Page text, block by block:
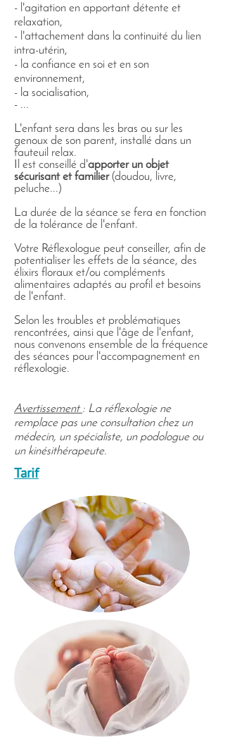
- l'agitation en apportant détente et
relaxation,
- l'attachement dans la continuité du lien
intra-utérin,
- la confiance en soi et en son
environnement,
- la socialisation,
- ...
L'enfant sera dans les bras ou sur les
genoux de son parent, installé dans un
fauteuil relax.
Il est conseillé d'apporter un objet
sécurisant et familier(doudou, livre,
peluche...)
La durée de la séance se fera en fonction
de la tolérance de l'enfant.
Votre Réflexologue peut conseiller, afin de
potentialiser les effets de la séance, des
élixirs floraux et/ou compléments
alimentaires adaptés au profil et besoins
de l'enfant.
Selon les troubles et problématiques
rencontrées, ainsi que l'âge de l'enfant,
nous convenons ensemble de la fréquence
des séances pour l'accompagnement en
réflexologie.
Avertissement: La réflexologie ne
remplace pas une consultation chez un
médecin, un spécialiste, un podologue ou
un kinésithérapeute.
Tarif